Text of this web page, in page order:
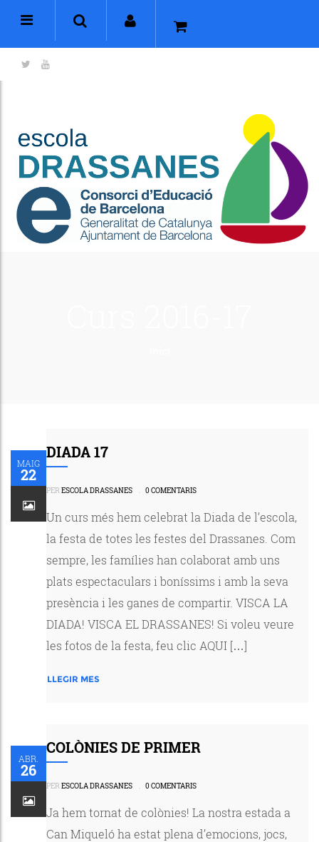
MAIG
22
DIADA 17
PER ESCOLA DRASSANES . 0 COMENTARIS
Un curs més hem celebrat la Diada de l’escola,
la festa de totes les festes del Drassanes. Com
sempre, les famílies han colaborat amb uns
plats espectaculars i boníssims i amb la seva
presència i les ganes de compartir. VISCA LA
DIADA! VISCA EL DRASSANES! Si voleu veure
les fotos de la festa, feu clic AQUI […]
LLEGIR MES
ABR.
26
COLÒNIES DE PRIMER
PER ESCOLA DRASSANES . 0 COMENTARIS
Ja hem tornat de colònies! La nostra estada a
Can Miqueló ha estat plena d’emocions, jocs,